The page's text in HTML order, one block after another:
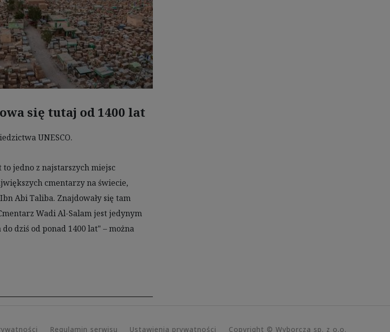
się tutaj od 1400 lat
UNESCO.
jedno z najstarszych miejsc
cmentarzy na świecie,
Abi Taliba. Znajdowały się tam
Wadi Al-Salam jest jedynym
dziś od ponad 1400 lat" – można
Regulamin serwisu Ustawienia prywatności Copyright © Wyborcza sp. z o.o.